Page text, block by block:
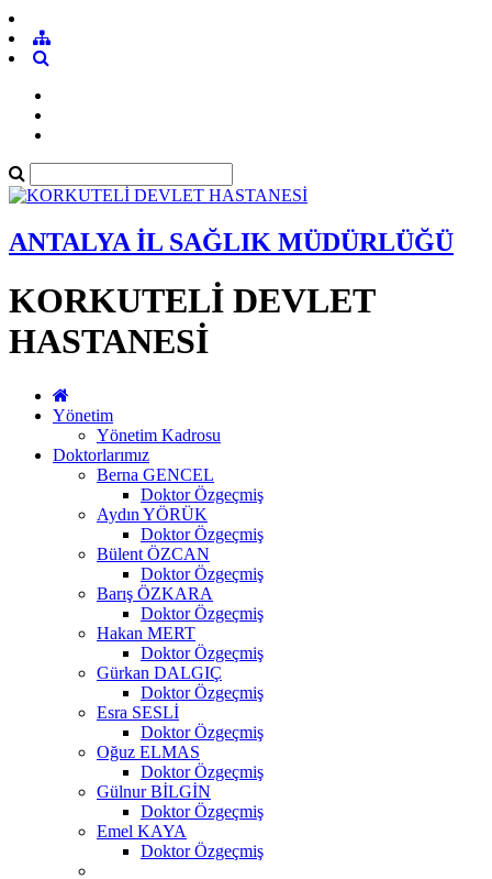
ANTALYA İL SAĞLIK MÜDÜRLÜĞÜ
KORKUTELİ DEVLET
HASTANESİ
Yönetim
Yönetim Kadrosu
Doktorlarımız
Berna GENCEL
Doktor Özgeçmiş
Aydın YÖRÜK
Doktor Özgeçmiş
Bülent ÖZCAN
Doktor Özgeçmiş
Barış ÖZKARA
Doktor Özgeçmiş
Hakan MERT
Doktor Özgeçmiş
Gürkan DALGIÇ
Doktor Özgeçmiş
Esra SESLİ
Doktor Özgeçmiş
Oğuz ELMAS
Doktor Özgeçmiş
Gülnur BİLGİN
Doktor Özgeçmiş
Emel KAYA
Doktor Özgeçmiş